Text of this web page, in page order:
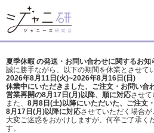
夏季休暇 の発送・お問い合わせに関するお知
誠に勝手ながら、以下の期間を休業とさせて
2026年8月11日(火)~2026年8月16日(日)
休業中にいただきました、ご注文・お問い合
営業再開の8月17日(月)以降、順に対応させて
また、 8月8日(土)以降にいただいた、ご注文・
8月17日(月)以降に対応させていただく場合が
大変ご迷惑をおかけしますが、 何卒ご了承く
す。